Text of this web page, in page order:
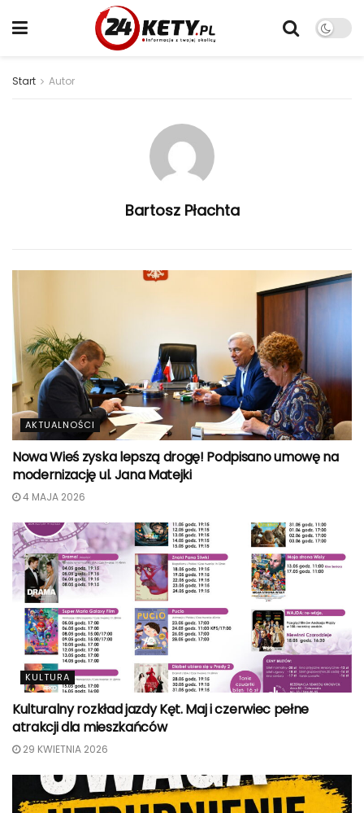
Start Autor
Bartosz Płachta
AKTUALNOŚCI
Nowa Wieś zyska lepszą drogę! Podpisano umowę na
modernizację ul. Jana Matejki
4 MAJA 2026
KULTURA
Kulturalny rozkład jazdy Kęt. Maj i czerwiec pełne
atrakcji dla mieszkańców
29 KWIETNIA 2026